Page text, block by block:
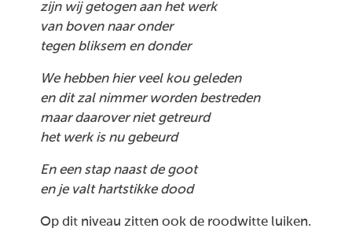
zijn wij getogen aan het werk
van boven naar onder
tegen bliksem en donder
We hebben hier veel kou geleden
en dit zal nimmer worden bestreden
maar daarover niet getreurd
het werk is nu gebeurd
En een stap naast de goot
en je valt hartstikke dood
Op dit niveau zitten ook de roodwitte luiken.